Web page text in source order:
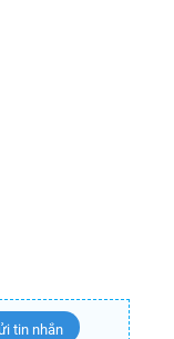
tin nhắn